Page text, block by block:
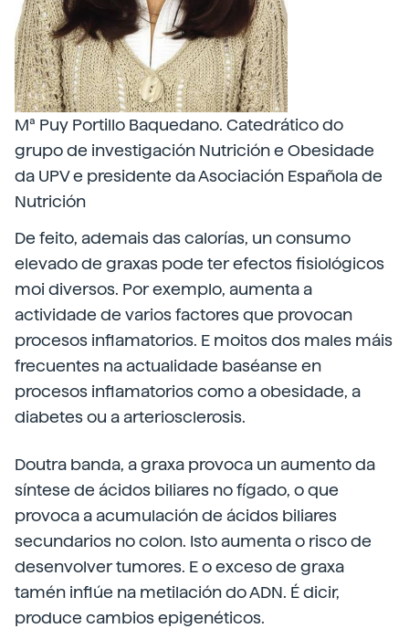
Mª Puy Portillo Baquedano. Catedrático do
grupo de investigación Nutrición e Obesidade
da UPV e presidente da Asociación Española de
Nutrición
De feito, ademais das calorías, un consumo
elevado de graxas pode ter efectos fisiológicos
moi diversos. Por exemplo, aumenta a
actividade de varios factores que provocan
procesos inflamatorios. E moitos dos males máis
frecuentes na actualidade baséanse en
procesos inflamatorios como a obesidade, a
diabetes ou a arteriosclerosis.
Doutra banda, a graxa provoca un aumento da
síntese de ácidos biliares no fígado, o que
provoca a acumulación de ácidos biliares
secundarios no colon. Isto aumenta o risco de
desenvolver tumores. E o exceso de graxa
tamén inflúe na metilación do ADN. É dicir,
produce cambios epigenéticos.